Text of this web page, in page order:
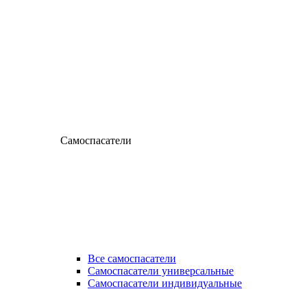
Самоспасатели
Все самоспасатели
Самоспасатели универсальные
Самоспасатели индивидуальные